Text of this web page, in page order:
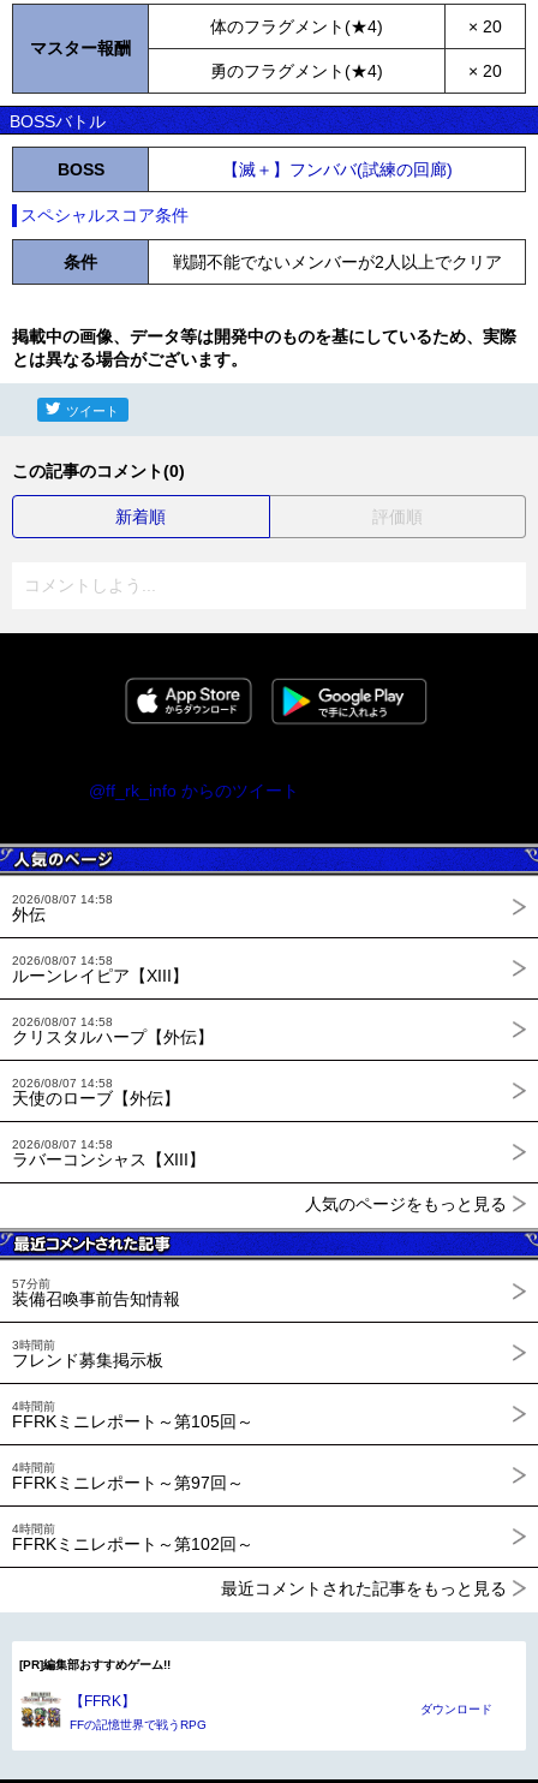
マスター報酬
体のフラグメント(★4) × 20
勇のフラグメント(★4) × 20
BOSSバトル
BOSS 【滅＋】フンババ(試練の回廊)
スペシャルスコア条件
条件 戦闘不能でないメンバーが2人以上でクリア
掲載中の画像、データ等は開発中のものを基にしているため、実際
とは異なる場合がございます。
ツイート
この記事のコメント(0)
新着順 評価順
コメントしよう...
@ff_rk_info からのツイート
2026/08/07 14:58
外伝
2026/08/07 14:58
ルーンレイピア【XIII】
2026/08/07 14:58
クリスタルハープ【外伝】
2026/08/07 14:58
天使のローブ【外伝】
2026/08/07 14:58
ラバーコンシャス【XIII】
人気のページをもっと見る
57分前
装備召喚事前告知情報
3時間前
フレンド募集掲示板
4時間前
FFRKミニレポート～第105回～
4時間前
FFRKミニレポート～第97回～
4時間前
FFRKミニレポート～第102回～
最近コメントされた記事をもっと見る
[PR]編集部おすすめゲーム!!
【FFRK】
FFの記憶世界で戦うRPG
ダウンロード